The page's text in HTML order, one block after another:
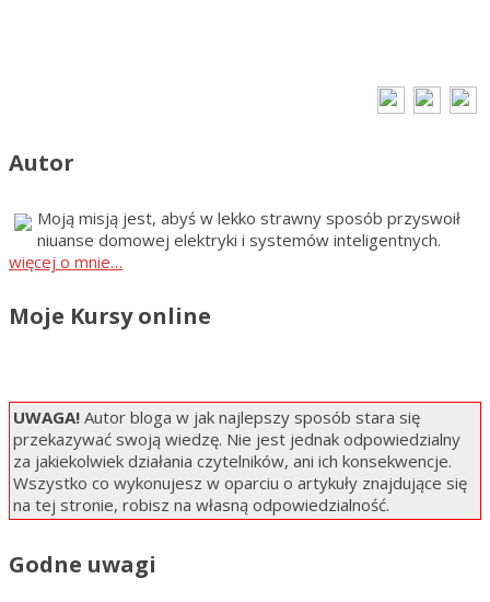
Autor
Moją misją jest, abyś w lekko strawny sposób przyswoił
niuanse domowej elektryki i systemów inteligentnych.
więcej o mnie…
Moje Kursy online
UWAGA! Autor bloga w jak najlepszy sposób stara się
przekazywać swoją wiedzę. Nie jest jednak odpowiedzialny
za jakiekolwiek działania czytelników, ani ich konsekwencje.
Wszystko co wykonujesz w oparciu o artykuły znajdujące się
na tej stronie, robisz na własną odpowiedzialność.
Godne uwagi